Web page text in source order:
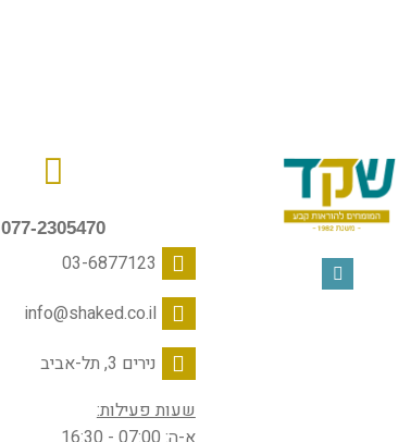
077-2305470
03-6877123
info@shaked.co.il
נירים 3, תל-אביב
שעות פעילות: